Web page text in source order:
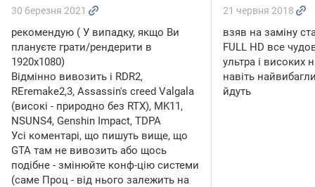
30 березня 2021
рекомендую ( У випадку, якщо Ви
плануєте грати/рендерити в
1920х1080)
Відмінно вивозить і RDR2,
REremake2,3, Assassin's creed Valgala
(високі - природно без RTX), MK11,
NSUNS4, Genshin Impact, TDPA
Усі коментарі, що пишуть вище, що
GTA там не вивозить або щось
подібне - змінюйте конф-цію системи
(саме Проц - від нього залежить на
21 червня 2018
взяв на заміну
FULL HD все
ультра і високих
навіть
йдуть